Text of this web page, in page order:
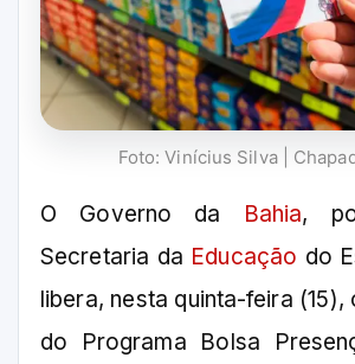
Foto: Vinícius Silva |
O Governo da Bahia,
Secretaria da Educação do
libera, nesta quinta-feira (15),
do Programa Bolsa